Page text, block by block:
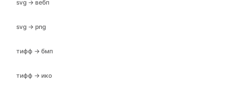
svg → вебп
svg → png
тифф → бмп
тифф → ико